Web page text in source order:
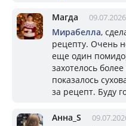
Магда
Мирабелла,
рецепту. Очень
еще один
захотелось
показалось
за рецепт. Буду
Анна_S